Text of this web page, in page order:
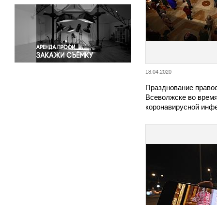
Светская жизнь
Спорт
Экология
Экономика и бизнес
18.04.2020
Празднование
Всеволжске во
коронавирусной